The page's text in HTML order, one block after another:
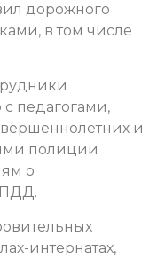
дорожного
в том числе
с педагогами,
и
полиции
о
ПДД.
интернатах,